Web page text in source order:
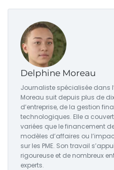
Delphine Moreau
Journaliste spécialisée dans
Moreau suit depuis plus de
d’entreprise, de la gestion
technologiques. Elle a
variées que le financement
modèles d’affaires ou
sur les PME. Son travail
rigoureuse et de nombreux
experts.